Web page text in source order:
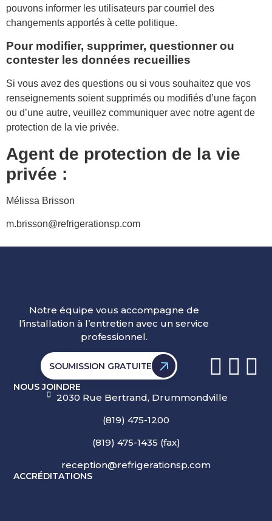
pouvons informer les utilisateurs par courriel des
changements apportés à cette politique.
Pour modifier, supprimer, questionner ou
contester les données recueillies
Si vous avez des questions ou si vous souhaitez que vos
renseignements soient supprimés ou modifiés d’une façon
ou d’une autre, veuillez communiquer avec notre agent de
protection de la vie privée.
Agent de protection de la vie
privée :
Mélissa Brisson
m.brisson@refrigerationsp.com
Notre équipe vous accompagne de
l’installation à l’entretien avec un service
professionnel.
SOUMISSION GRATUITE
NOUS JOINDRE
2030 Rue Bertrand, Drummondville
(819) 475-1200
(819) 475-1435 (fax)
reception@refrigerationsp.com
ACCRÉDITATIONS